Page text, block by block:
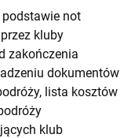
not
kluby
zakończenia
dokumentów
lista kosztów
klub